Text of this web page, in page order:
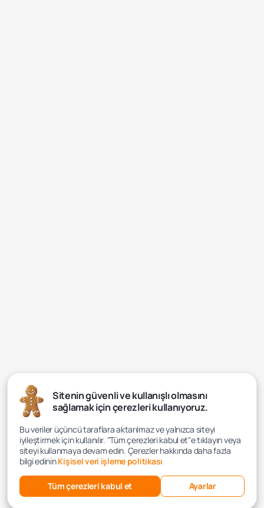
Sitenin güvenli ve kullanışlı olmasını
sağlamak için çerezleri kullanıyoruz.
Bu veriler üçüncü taraflara aktarılmaz ve yalnızca siteyi
iyileştirmek için kullanılır. "Tüm çerezleri kabul et"e tıklayın veya
siteyi kullanmaya devam edin. Çerezler hakkında daha fazla
bilgi edininKişisel veri işleme politikası
Tüm çerezleri kabul et Ayarlar